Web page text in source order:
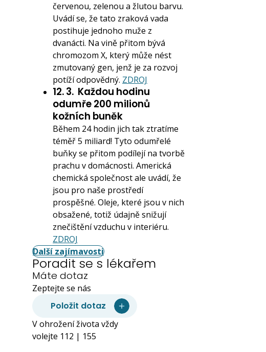
červenou, zelenou a žlutou barvu.
Uvádí se, že tato zraková vada
postihuje jednoho muže z
dvanácti. Na vině přitom bývá
chromozom X, který může nést
zmutovaný gen, jenž je za rozvoj
potíží odpovědný. ZDROJ
12. 3. Každou hodinu
odumře 200 milionů
kožních buněk
Během 24 hodin jich tak ztratíme
téměř 5 miliard! Tyto odumřelé
buňky se přitom podílejí na tvorbě
prachu v domácnosti. Americká
chemická společnost ale uvádí, že
jsou pro naše prostředí
prospěšné. Oleje, které jsou v nich
obsažené, totiž údajně snižují
znečištění vzduchu v interiéru.
ZDROJ
Další zajímavosti
Poradit se s lékařem
Máte dotaz
Zeptejte se nás
Položit dotaz
V ohrožení života vždy
volejte 112 | 155